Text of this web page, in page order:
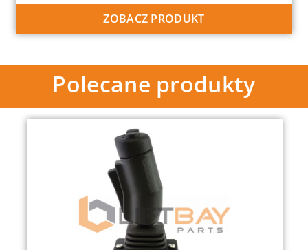
ZOBACZ PRODUKT
Polecane produkty